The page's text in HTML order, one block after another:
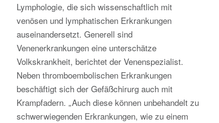
Lymphologie, die sich wissenschaftlich mit
venösen und lymphatischen Erkrankungen
auseinandersetzt. Generell sind
Venenerkrankungen eine unterschätze
Volkskrankheit, berichtet der Venenspezialist.
Neben thromboembolischen Erkrankungen
beschäftigt sich der Gefäßchirurg auch mit
Krampfadern. „Auch diese können unbehandelt zu
schwerwiegenden Erkrankungen, wie zu einem